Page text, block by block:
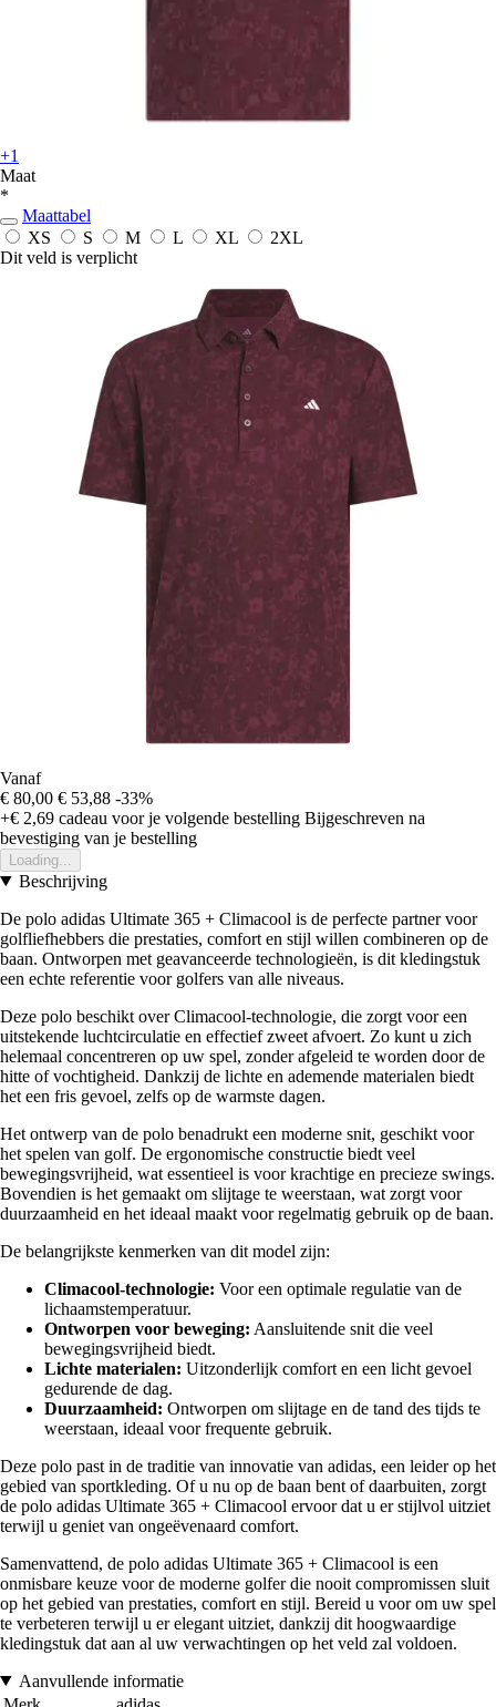
+1
Maat
*
Maattabel
XS
S M L XL
2XL
Dit veld is verplicht
Vanaf
€ 80,00 € 53,88 -33%
+€ 2,69 cadeau voor je volgende bestelling Bijgeschreven na
bevestiging van je bestelling
Loading...
Beschrijving
De polo adidas Ultimate 365 + Climacool is de perfecte partner voor
golfliefhebbers die prestaties, comfort en stijl willen combineren op de
baan. Ontworpen met geavanceerde technologieën, is dit kledingstuk
een echte referentie voor golfers van alle niveaus.
Deze polo beschikt over Climacool-technologie, die zorgt voor een
uitstekende luchtcirculatie en effectief zweet afvoert. Zo kunt u zich
helemaal concentreren op uw spel, zonder afgeleid te worden door de
hitte of vochtigheid. Dankzij de lichte en ademende materialen biedt
het een fris gevoel, zelfs op de warmste dagen.
Het ontwerp van de polo benadrukt een moderne snit, geschikt voor
het spelen van golf. De ergonomische constructie biedt veel
bewegingsvrijheid, wat essentieel is voor krachtige en precieze swings.
Bovendien is het gemaakt om slijtage te weerstaan, wat zorgt voor
duurzaamheid en het ideaal maakt voor regelmatig gebruik op de baan.
De belangrijkste kenmerken van dit model zijn:
Climacool-technologie: Voor een optimale regulatie van de
lichaamstemperatuur.
Ontworpen voor beweging: Aansluitende snit die veel
bewegingsvrijheid biedt.
Lichte materialen: Uitzonderlijk comfort en een licht gevoel
gedurende de dag.
Duurzaamheid: Ontworpen om slijtage en de tand des tijds te
weerstaan, ideaal voor frequente gebruik.
Deze polo past in de traditie van innovatie van adidas, een leider op het
gebied van sportkleding. Of u nu op de baan bent of daarbuiten, zorgt
de polo adidas Ultimate 365 + Climacool ervoor dat u er stijlvol uitziet
terwijl u geniet van ongeëvenaard comfort.
Samenvattend, de polo adidas Ultimate 365 + Climacool is een
onmisbare keuze voor de moderne golfer die nooit compromissen sluit
op het gebied van prestaties, comfort en stijl. Bereid u voor om uw spel
te verbeteren terwijl u er elegant uitziet, dankzij dit hoogwaardige
kledingstuk dat aan al uw verwachtingen op het veld zal voldoen.
Aanvullende informatie